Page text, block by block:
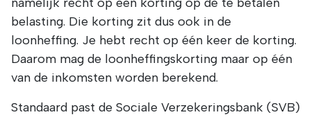
belasting. Die korting zit dus ook in de
loonheffing. Je hebt recht op één keer de korting.
Daarom mag de loonheffingskorting maar op één
van de inkomsten worden berekend.
Standaard past de Sociale Verzekeringsbank (SVB)